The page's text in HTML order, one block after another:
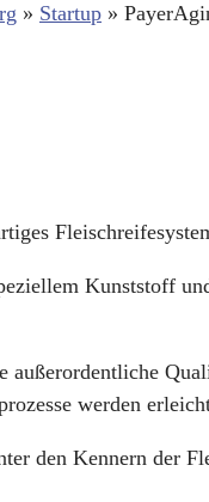
» Startup »
Kunststoff
außerordentliche
werden
den Kennern der